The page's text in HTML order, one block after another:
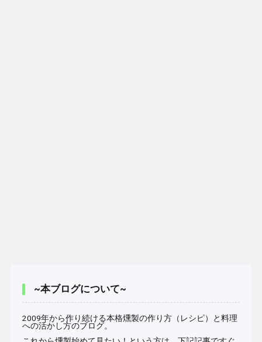
~本ブログについて~
2009年から作り続ける本格燻製の作り方（レシピ）と料理
への活かし方のブログ。